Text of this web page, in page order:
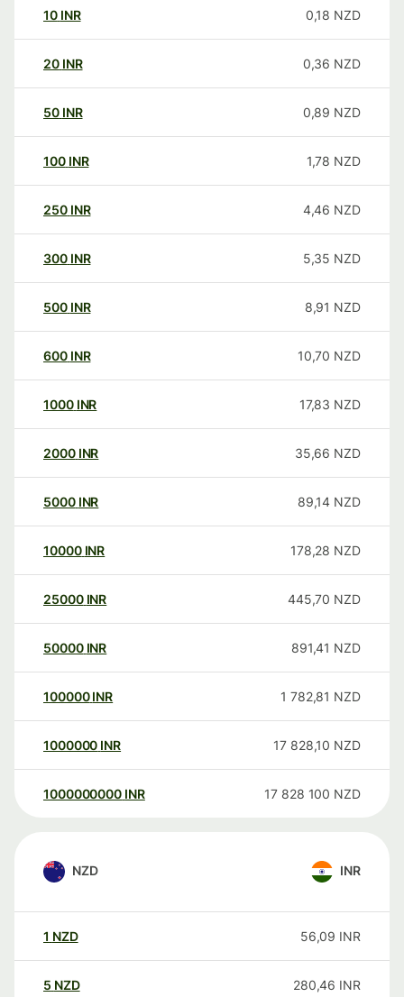
10 INR 0,18 NZD
20 INR 0,36 NZD
50 INR 0,89 NZD
100 INR 1,78 NZD
250 INR 4,46 NZD
300 INR 5,35 NZD
500 INR 8,91 NZD
600 INR 10,70 NZD
1000 INR 17,83 NZD
2000 INR 35,66 NZD
5000 INR 89,14 NZD
10000 INR 178,28 NZD
25000 INR 445,70 NZD
50000 INR 891,41 NZD
100000 INR 1 782,81 NZD
1000000 INR 17 828,10 NZD
1000000000 INR 17 828 100 NZD
NZD INR
1 NZD 56,09 INR
5 NZD 280,46 INR